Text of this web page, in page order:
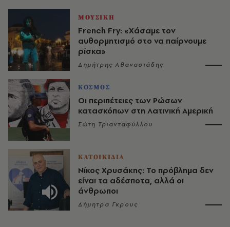
ΜΟΥΣΙΚΗ
French Fry: «Χάσαμε τον
αυθορμητισμό στο να παίρνουμε
ρίσκα»
Δημήτρης Αθανασιάδης
ΚΟΣΜΟΣ
Οι περιπέτειες των Ρώσων
κατασκόπων στη Λατινική Αμερική
Σώτη Τριανταφύλλου
ΚΑΤΟΙΚΙΔΙΑ
Νίκος Χρυσάκης: Το πρόβλημα δεν
είναι τα αδέσποτα, αλλά οι
άνθρωποι
Δήμητρα Γκρους